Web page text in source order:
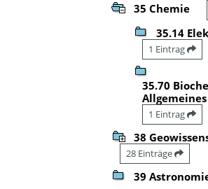
35 Chemie
35.14
1 Eintrag
35.70
Allgemeines
1 Eintrag
38
28 Einträge
39